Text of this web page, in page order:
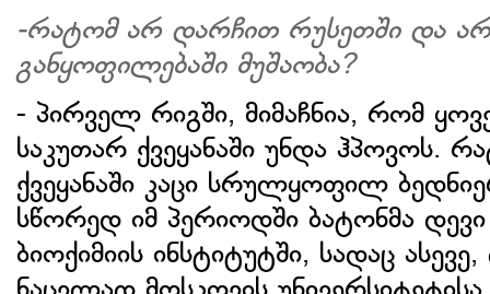
-რატომ არ დარჩით რუსეთში და
განყოფილებაში მუშაობა?
- პირველ რიგში, მიმაჩნია, რომ
საკუთარ ქვეყანაში უნდა ჰპოვოს.
ქვეყანაში კაცი სრულყოფილ
სწორედ იმ პერიოდში ბატონმა დევი
ბიოქიმიის ინსტიტუტში, სადაც